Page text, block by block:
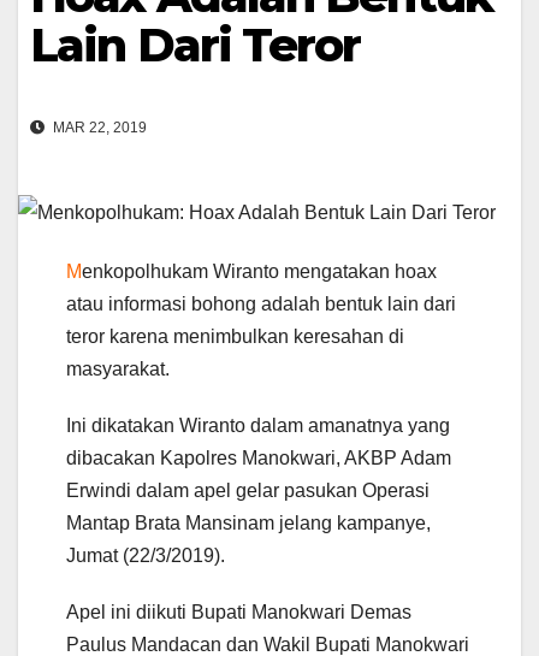
Lain Dari Teror
MAR 22, 2019
Menkopolhukam Wiranto mengatakan hoax
atau informasi bohong adalah bentuk lain dari
teror karena menimbulkan keresahan di
masyarakat.
Ini dikatakan Wiranto dalam amanatnya yang
dibacakan Kapolres Manokwari, AKBP Adam
Erwindi dalam apel gelar pasukan Operasi
Mantap Brata Mansinam jelang kampanye,
Jumat (22/3/2019).
Apel ini diikuti Bupati Manokwari Demas
Paulus Mandacan dan Wakil Bupati Manokwari